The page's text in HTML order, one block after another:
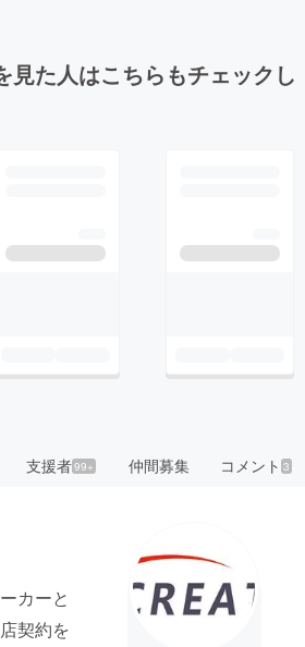
見た人はこちらもチェックし
支援者99+ 仲間募集 コメント3
カーと
契約を